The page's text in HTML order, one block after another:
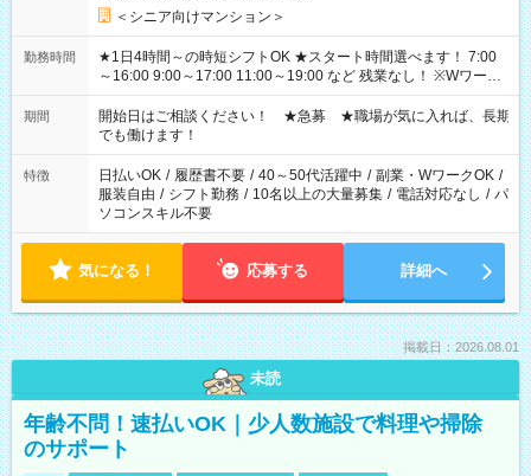
＜シニア向けマンション＞
勤務時間
★1日4時間～の時短シフトOK ★スタート時間選べます！ 7:00
～16:00 9:00～17:00 11:00～19:00 など 残業なし！ ※Wワーク
の場合、他のお仕事と合わせ週40時間超の就業はご案内できま
せん ※法令に基づき、週20時間以上勤務は社会保険への加入対
象となります ※労働者派遣法（日雇い派遣の原則禁止）によ
り、短時間・短期間の就業はご案内が難しい場合があります
期間
開始日はご相談ください！ ★急募 ★職場が気に入れば、長期
でも働けます！
特徴 日払いOK / 履歴書不要 / 40～50代活躍中 / 副業・WワークOK /
服装自由 / シフト勤務 / 10名以上の大量募集 / 電話対応なし / パ
ソコンスキル不要
気になる！ 応募する 詳細へ
掲載日：2026.08.01
未読
年齢不問！速払いOK｜少人数施設で料理や掃除
のサポート